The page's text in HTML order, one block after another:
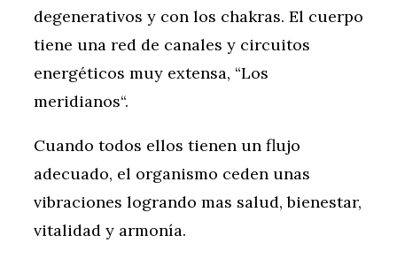
degenerativos y con los chakras. El cuerpo
tiene una red de canales y circuitos
energéticos muy extensa, “Los
meridianos“.
Cuando todos ellos tienen un flujo
adecuado, el organismo ceden unas
vibraciones logrando mas salud, bienestar,
vitalidad y armonía.